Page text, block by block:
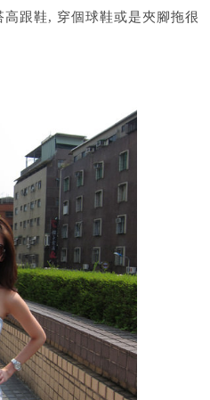
跟鞋, 穿個球鞋或是夾腳拖很